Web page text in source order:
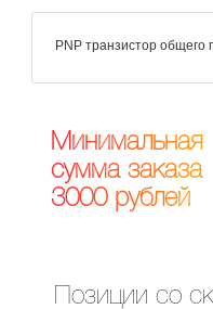
PNP транзистор общего
Минимальная
сумма заказа
3000 рублей
Позиции со